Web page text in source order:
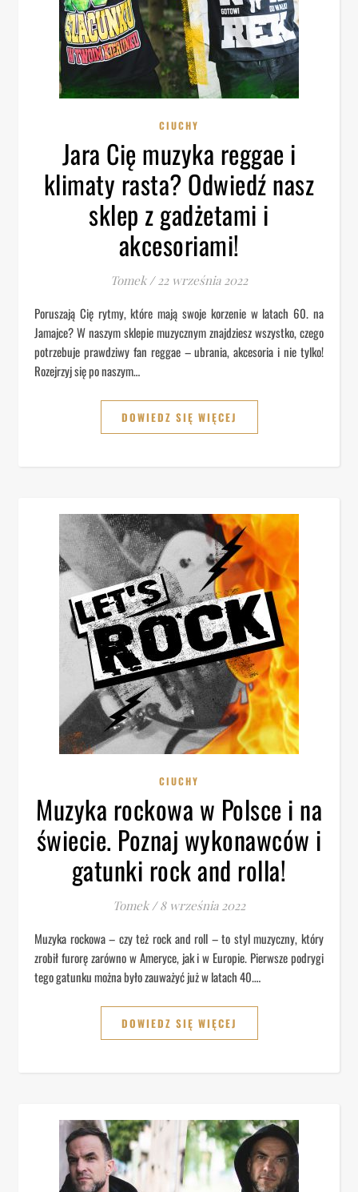
CIUCHY
Jara Cię muzyka reggae i
klimaty rasta? Odwiedź nasz
sklep z gadżetami i
akcesoriami!
Tomek / 22 września 2022
Poruszają Cię rytmy, które mają swoje korzenie w latach 60. na
Jamajce? W naszym sklepie muzycznym znajdziesz wszystko, czego
potrzebuje prawdziwy fan reggae – ubrania, akcesoria i nie tylko!
Rozejrzyj się po naszym…
DOWIEDZ SIĘ WIĘCEJ
CIUCHY
Muzyka rockowa w Polsce i na
świecie. Poznaj wykonawców i
gatunki rock and rolla!
Tomek / 8 września 2022
Muzyka rockowa – czy też rock and roll – to styl muzyczny, który
zrobił furorę zarówno w Ameryce, jak i w Europie. Pierwsze podrygi
tego gatunku można było zauważyć już w latach 40.…
DOWIEDZ SIĘ WIĘCEJ